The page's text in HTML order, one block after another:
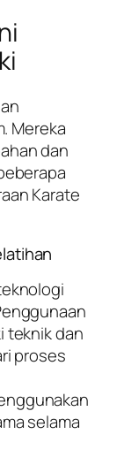
Mereka
dan
Karate
teknik dan
proses
selama